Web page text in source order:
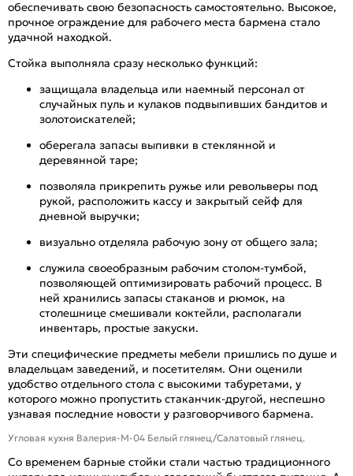
обеспечивать свою безопасность самостоятельно. Высокое,
прочное ограждение для рабочего места бармена стало
удачной находкой.
Стойка выполняла сразу несколько функций:
защищала владельца или наемный персонал от
случайных пуль и кулаков подвыпивших бандитов и
золотоискателей;
оберегала запасы выпивки в стеклянной и
деревянной таре;
позволяла прикрепить ружье или револьверы под
рукой, расположить кассу и закрытый сейф для
дневной выручки;
визуально отделяла рабочую зону от общего зала;
служила своеобразным рабочим столом-тумбой,
позволяющей оптимизировать рабочий процесс. В
ней хранились запасы стаканов и рюмок, на
столешнице смешивали коктейли, располагали
инвентарь, простые закуски.
Эти специфические предметы мебели пришлись по душе и
владельцам заведений, и посетителям. Они оценили
удобство отдельного стола с высокими табуретами, у
которого можно пропустить стаканчик-другой, неспешно
узнавая последние новости у разговорчивого бармена.
Угловая кухня Валерия-М-04 Белый глянец/Салатовый глянец.
Со временем барные стойки стали частью традиционного